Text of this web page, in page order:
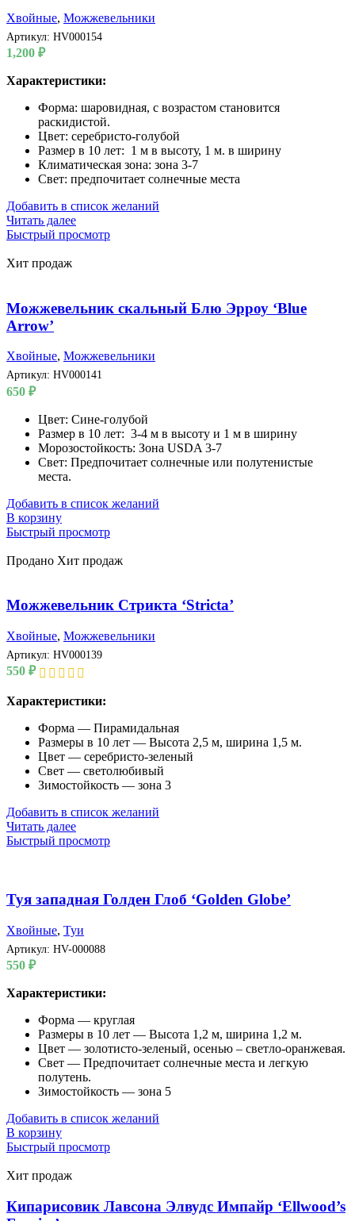
Хвойные, Можжевельники
Артикул: HV000154
1,200 ₽
Характеристики:
Форма: шаровидная, с возрастом становится
раскидистой.
Цвет: серебристо-голубой
Размер в 10 лет: 1 м в высоту, 1 м. в ширину
Климатическая зона: зона 3-7
Свет: предпочитает солнечные места
Добавить в список желаний
Читать далее
Быстрый просмотр
Хит продаж
Можжевельник скальный Блю Эрроу ‘Blue
Arrow’
Хвойные, Можжевельники
Артикул: HV000141
650 ₽
Цвет: Сине-голубой
Размер в 10 лет: 3-4 м в высоту и 1 м в ширину
Морозостойкость: Зона USDA 3-7
Свет: Предпочитает солнечные или полутенистые
места.
Добавить в список желаний
В корзину
Быстрый просмотр
Продано Хит продаж
Можжевельник Стрикта ‘Stricta’
Хвойные, Можжевельники
Артикул: HV000139
550 ₽
Характеристики:
Форма — Пирамидальная
Размеры в 10 лет — Высота 2,5 м, ширина 1,5 м.
Цвет — серебристо-зеленый
Свет — светолюбивый
Зимостойкость — зона 3
Добавить в список желаний
Читать далее
Быстрый просмотр
Туя западная Голден Глоб ‘Golden Globe’
Хвойные, Туи
Артикул: HV-000088
550 ₽
Характеристики:
Форма — круглая
Размеры в 10 лет — Высота 1,2 м, ширина 1,2 м.
Цвет — золотисто-зеленый, осенью – светло-оранжевая.
Свет — Предпочитает солнечные места и легкую
полутень.
Зимостойкость — зона 5
Добавить в список желаний
В корзину
Быстрый просмотр
Хит продаж
Кипарисовик Лавсона Элвудс Импайр ‘Ellwood’s